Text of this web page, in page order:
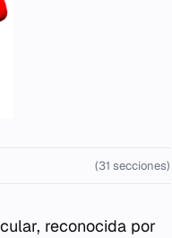
(31 secciones)
reconocida por